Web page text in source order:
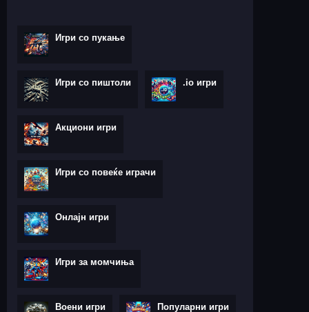
Игри со пукање
Игри со пиштоли .io игри
Акциони игри
Игри со повеќе играчи
Онлајн игри
Игри за момчиња
Воени игри Популарни игри